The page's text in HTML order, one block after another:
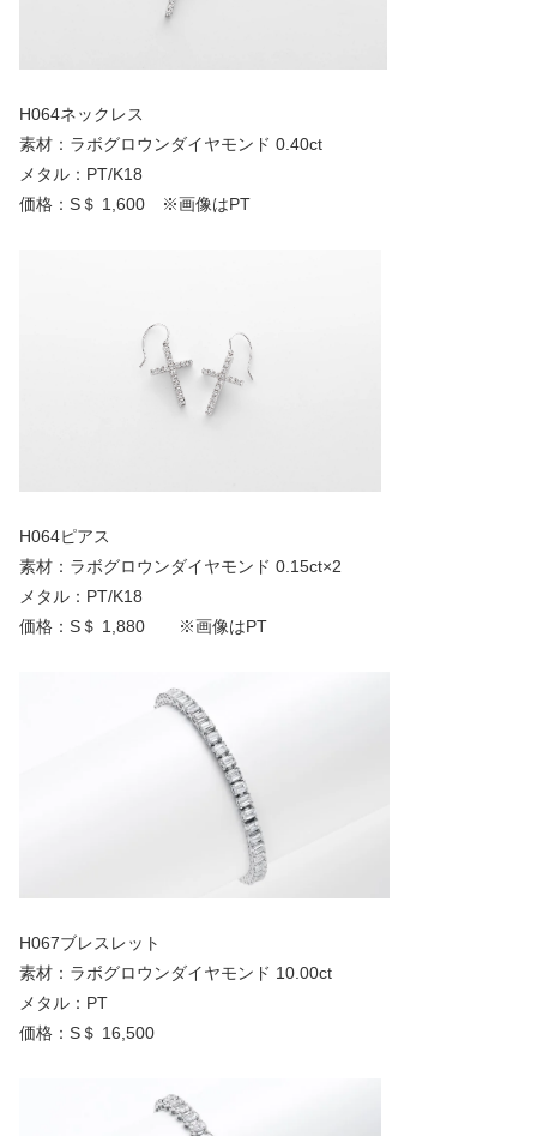
H064ネックレス
素材：ラボグロウンダイヤモンド 0.40ct
メタル：PT/K18
価格：S＄ 1,600 ※画像はPT
H064ピアス
素材：ラボグロウンダイヤモンド 0.15ct×2
メタル：PT/K18
価格：S＄ 1,880 ※画像はPT
H067ブレスレット
素材：ラボグロウンダイヤモンド 10.00ct
メタル：PT
価格：S＄ 16,500